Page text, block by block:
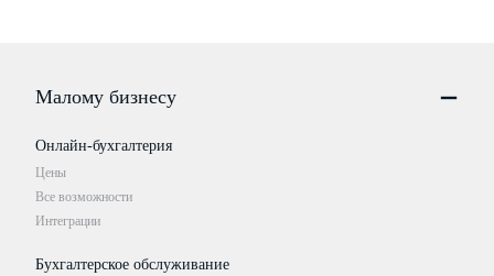
Малому бизнесу
Онлайн-бухгалтерия
Цены
Все возможности
Интеграции
Бухгалтерское обслуживание